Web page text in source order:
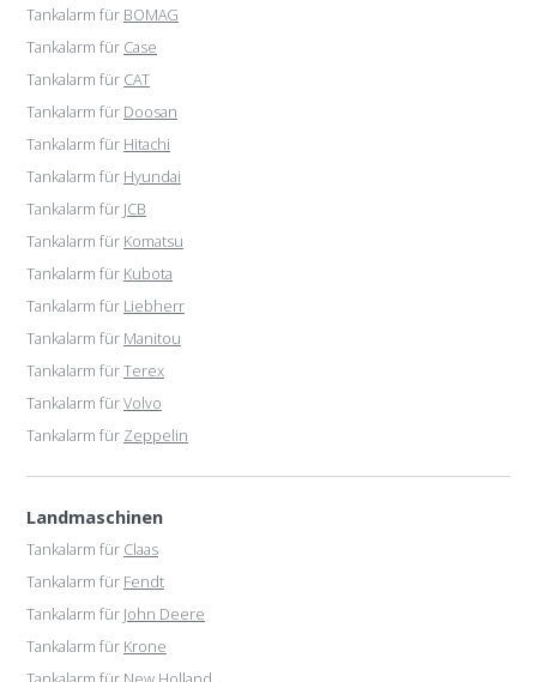
Tankalarm für BOMAG
Tankalarm für Case
Tankalarm für CAT
Tankalarm für Doosan
Tankalarm für Hitachi
Tankalarm für Hyundai
Tankalarm für JCB
Tankalarm für Komatsu
Tankalarm für Kubota
Tankalarm für Liebherr
Tankalarm für Manitou
Tankalarm fürTerex
Tankalarm fürVolvo
Tankalarm für Zeppelin
Landmaschinen
Tankalarm für Claas
Tankalarm für Fendt
Tankalarm für John Deere
Tankalarm für Krone